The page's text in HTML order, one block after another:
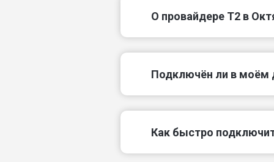
О провайдере T2 в
Подключëн ли в моём
Как быстро